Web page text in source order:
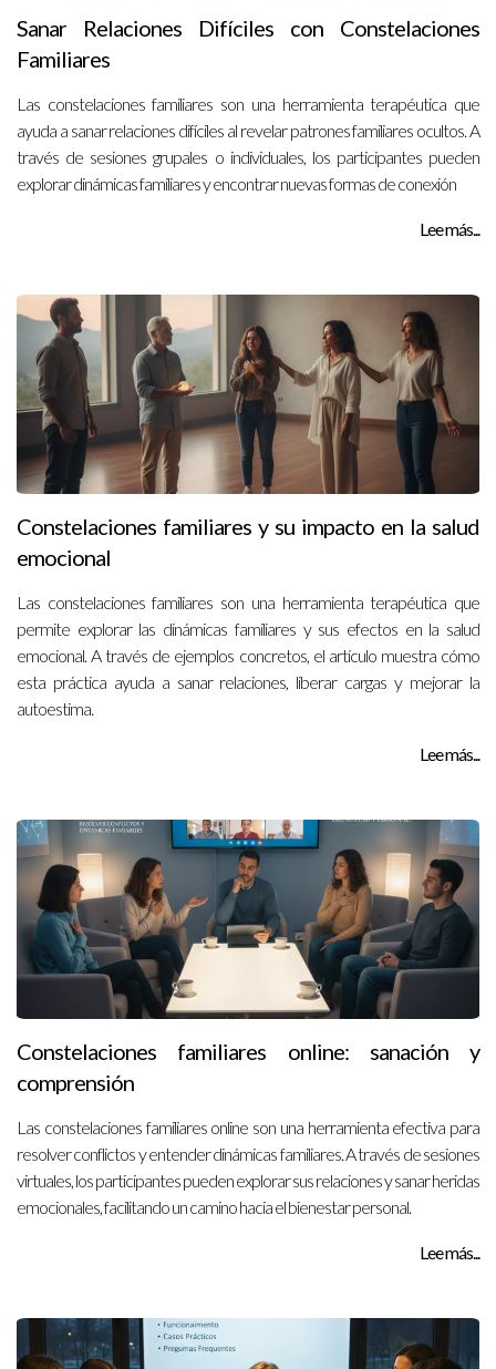
Sanar Relaciones Difíciles con Constelaciones
Familiares
Las constelaciones familiares son una herramienta terapéutica que
ayuda a sanar relaciones difíciles al revelar patrones familiares ocultos. A
través de sesiones grupales o individuales, los participantes pueden
explorar dinámicas familiares y encontrar nuevas formas de conexión
Lee más...
Constelaciones familiares y su impacto en la salud
emocional
Las constelaciones familiares son una herramienta terapéutica que
permite explorar las dinámicas familiares y sus efectos en la salud
emocional. A través de ejemplos concretos, el artículo muestra cómo
esta práctica ayuda a sanar relaciones, liberar cargas y mejorar la
autoestima.
Lee más...
Constelaciones familiares online: sanación y
comprensión
Las constelaciones familiares online son una herramienta efectiva para
resolver conflictos y entender dinámicas familiares. A través de sesiones
virtuales, los participantes pueden explorar sus relaciones y sanar heridas
emocionales, facilitando un camino hacia el bienestar personal.
Lee más...